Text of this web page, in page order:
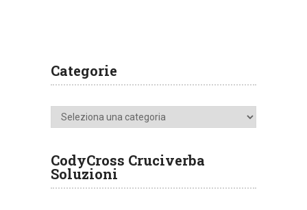
Categorie
Categorie
CodyCross Cruciverba
Soluzioni